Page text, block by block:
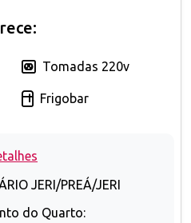
Tomadas 220v
Frigobar
JERI/PREÁ/JERI
do Quarto: